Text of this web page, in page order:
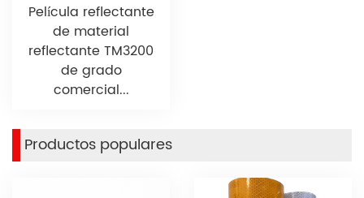
Película reflectante
de material
reflectante TM3200
de grado
comercial...
Productos populares